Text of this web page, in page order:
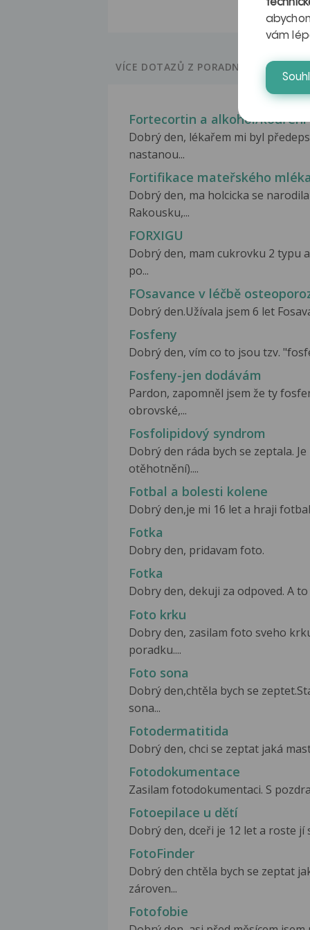
VÍCE DOTAZŮ Z PORADNY
Fortecortin a alkohol/kouření
Dobrý den, lékařem mi byl
nastanou...
Fortifikace mateřského mléka
Dobrý den, ma holcicka se
Rakousku,...
FORXIGU
Dobrý den, mam cukrovku 2 typu
po...
FOsavance v léčbě
Dobrý den.Užívala jsem 6 let
Fosfeny
Dobrý den, vím co to jsou tzv.
Fosfeny-jen dodávám
Pardon, zapomněl jsem že ty
obrovské,...
Fosfolipidový syndrom
Dobrý den ráda bych se zeptala.
otěhotnění)....
Fotbal a bolesti kolene
Dobrý den,je mi 16 let a hraji
Fotka
Dobry den, pridavam foto.
Fotka
Dobry den, dekuji za odpoved. A
Foto krku
Dobry den, zasilam foto sveho
poradku....
Foto sona
Dobrý den,chtěla bych se
sona...
Fotodermatitida
Dobrý den, chci se zeptat jaká
Fotodokumentace
Zasilam fotodokumentaci. S
Fotoepilace u dětí
Dobrý den, dceři je 12 let a roste
FotoFinder
Dobrý den chtěla bych se zeptat
zároven...
Fotofobie
vám